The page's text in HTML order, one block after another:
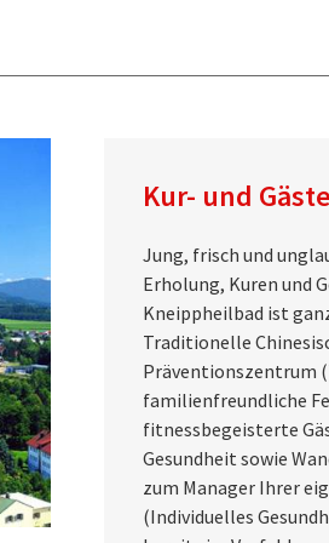
Kur- und
Jung, frisch und
Erholung, Kuren und
Kneippheilbad ist
Traditionelle
Präventionszentrum
familienfreundliche
fitnessbegeisterte
Gesundheit sowie
zum Manager Ihrer
(Individuelles